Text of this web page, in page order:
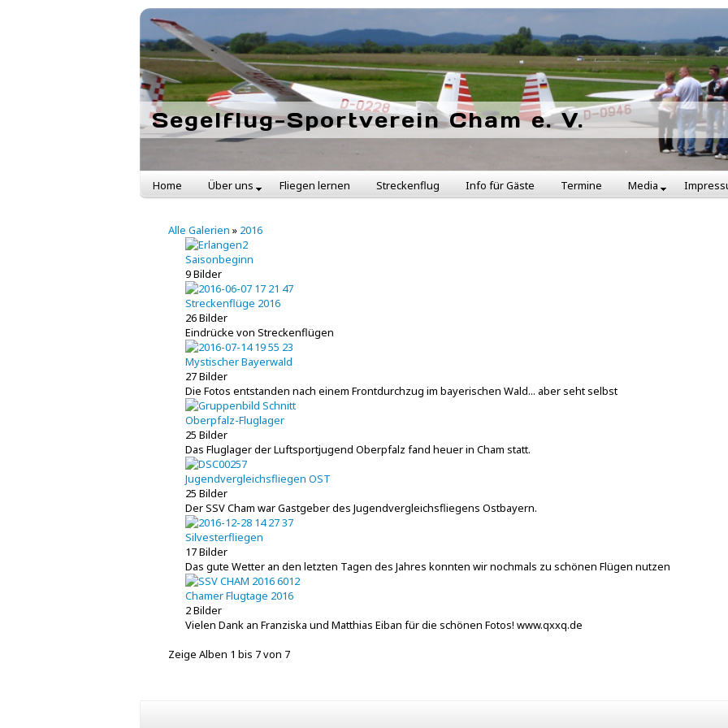
Segelflug-Sportverein Cham e. V.
Home Über uns Fliegen lernen Streckenflug Info für Gäste Termine Media
Alle Galerien » 2016
Saisonbeginn
9 Bilder
Streckenflüge 2016
26 Bilder
Eindrücke von Streckenflügen
Mystischer Bayerwald
27 Bilder
Die Fotos entstanden nach einem Frontdurchzug im bayerischen Wald... aber seht selbst
Oberpfalz-Fluglager
25 Bilder
Das Fluglager der Luftsportjugend Oberpfalz fand heuer in Cham statt.
Jugendvergleichsfliegen OST
25 Bilder
Der SSV Cham war Gastgeber des Jugendvergleichsfliegens Ostbayern.
Silvesterfliegen
17 Bilder
Das gute Wetter an den letzten Tagen des Jahres konnten wir nochmals zu schönen Flügen nutzen
Chamer Flugtage 2016
2 Bilder
Vielen Dank an Franziska und Matthias Eiban für die schönen Fotos! www.qxxq.de
Zeige Alben 1 bis 7von 7